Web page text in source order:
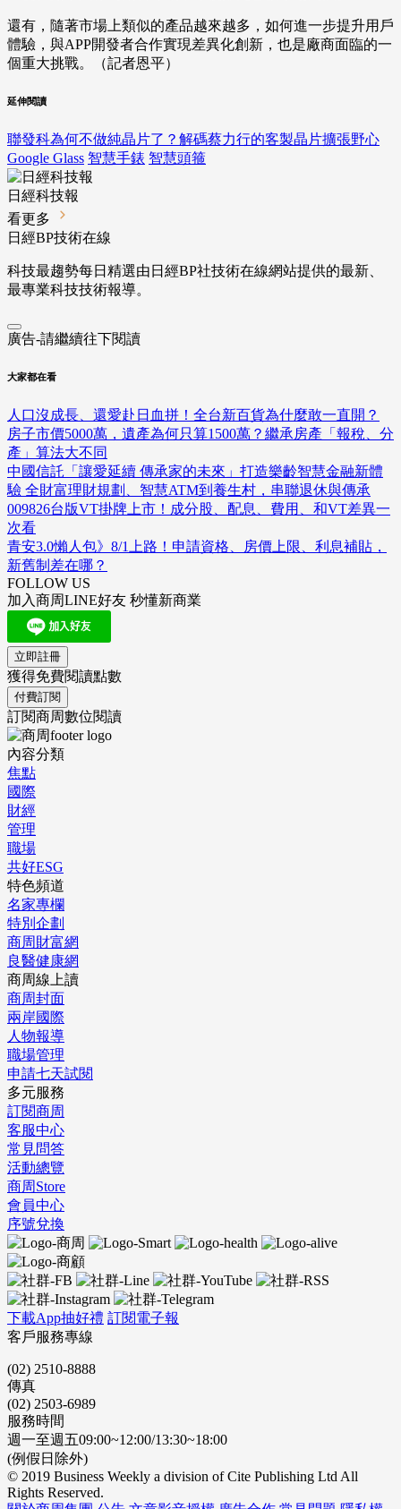
還有，隨著市場上類似的產品越來越多，如何進一步提升用戶
體驗，與APP開發者合作實現差異化創新，也是廠商面臨的一
個重大挑戰。（記者恩平）
延伸閱讀
聯發科為何不做純晶片了？解碼蔡力行的客製晶片擴張野心
Google Glass 智慧手錶 智慧頭箍
日經科技報
看更多
日經BP技術在線
科技最趨勢每日精選由日經BP社技術在線網站提供的最新、
最專業科技技術報導。
廣告-請繼續往下閱讀
大家都在看
人口沒成長、還愛赴日血拼！全台新百貨為什麼敢一直開？
房子市價5000萬，遺產為何只算1500萬？繼承房產「報稅、分
產」算法大不同
中國信託「讓愛延續 傳承家的未來」打造樂齡智慧金融新體
驗 全財富理財規劃、智慧ATM到養生村，串聯退休與傳承
009826台版VT掛牌上市！成分股、配息、費用、和VT差異一
次看
青安3.0懶人包》8/1上路！申請資格、房價上限、利息補貼，
新舊制差在哪？
FOLLOW US
加入商周LINE好友 秒懂新商業
立即註冊
獲得免費閱讀點數
付費訂閱
訂閱商周數位閱讀
內容分類
焦點
國際
財經
管理
職場
共好ESG
特色頻道
名家專欄
特別企劃
商周財富網
良醫健康網
商周線上讀
商周封面
兩岸國際
人物報導
職場管理
申請七天試閱
多元服務
訂閱商周
客服中心
常見問答
活動總覽
商周Store
會員中心
序號兌換
下載App抽好禮 訂閱電子報
客戶服務專線
(02) 2510-8888
傳真
(02) 2503-6989
服務時間
週一至週五09:00~12:00/13:30~18:00
(例假日除外)
© 2019 Business Weekly a division of Cite Publishing Ltd All
Rights Reserved.